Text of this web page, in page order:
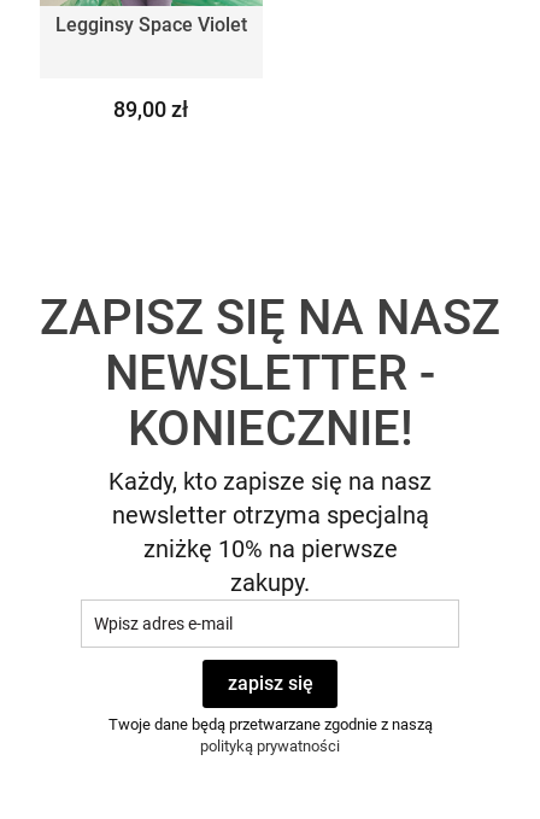
Legginsy Space Violet
89,00 zł
ZAPISZ SIĘ NA NASZ
NEWSLETTER -
KONIECZNIE!
Każdy, kto zapisze się na nasz
newsletter otrzyma specjalną
zniżkę 10% na pierwsze
zakupy.
zapisz się
Twoje dane będą przetwarzane zgodnie z naszą
polityką prywatności